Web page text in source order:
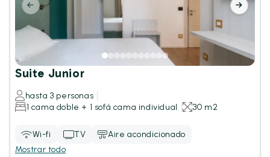
Suite Junior
hasta 3 personas
1 cama doble + 1 sofá cama individual
30 m2
Wi-fi TV
Aire acondicionado
Mostrar todo